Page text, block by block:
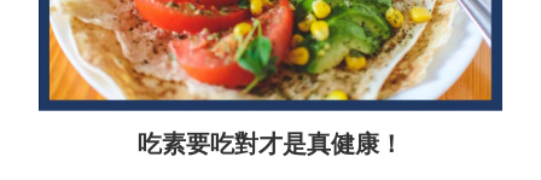
吃素要吃對才是真健康！